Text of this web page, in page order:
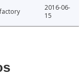
2016-06-
15